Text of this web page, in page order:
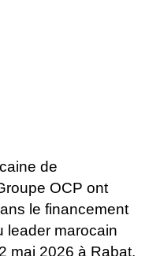
de
OCP ont
le financement
leader marocain
mai 2026 à Rabat,